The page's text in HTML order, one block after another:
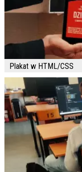
Plakat w HTML/CSS